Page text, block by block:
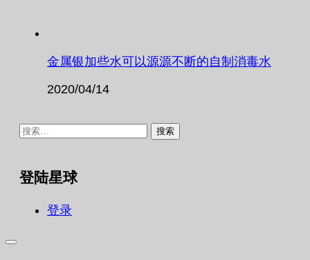
金属银加些水可以源源不断的自制消毒水
2020/04/14
搜
登陆星球
登录